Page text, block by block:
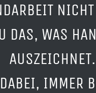
DAS, WAS
AUSZEICHNET.
IMMER